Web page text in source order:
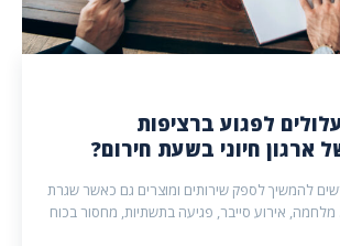
לפגוע ברציפות
ארגון חיוני בשעת חירום?
להמשיך לספק שירותים ומוצרים גם כאשר שגרת
אירוע סייבר, פגיעה בתשתיות, מחסור בכוח